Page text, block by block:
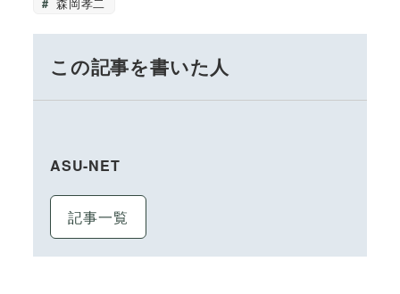
森岡孝二
この記事を書いた人
ASU-NET
記事一覧